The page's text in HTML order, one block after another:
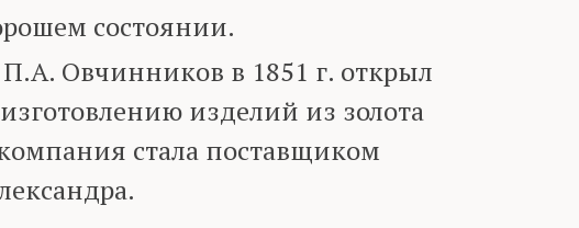
состоянии.
Овчинников в 1851 г. открыл
изделий из золота
стала поставщиком